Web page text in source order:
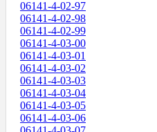
06141-4-02-97
06141-4-02-98
06141-4-02-99
06141-4-03-00
06141-4-03-01
06141-4-03-02
06141-4-03-03
06141-4-03-04
06141-4-03-05
06141-4-03-06